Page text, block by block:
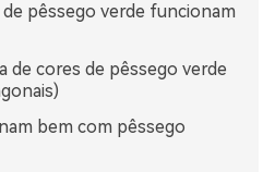
de pêssego verde funcionam
de cores de pêssego verde
bem com pêssego